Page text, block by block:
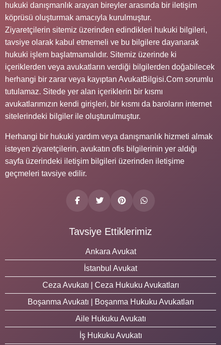
hukuki danışmanlık arayan bireyler arasında bir iletişim
köprüsü oluşturmak amacıyla kurulmuştur.
Ziyaretçilerin sitemiz üzerinden edindikleri hukuki bilgileri,
tavsiye olarak kabul etmemeli ve bu bilgilere dayanarak
hukuki işlem başlatmamalıdır. Sitemiz üzerinde ki
içeriklerden veya avukatların verdiği bilgilerden doğabilecek
herhangi bir zarar veya kayıptan AvukatBilgisi.Com sorumlu
tutulamaz. Sitede yer alan içeriklerin bir kısmı
avukatlarımızın kendi girişleri, bir kısmı da baroların internet
sitelerindeki bilgiler ile oluşturulmuştur.
Herhangi bir hukuki yardım veya danışmanlık hizmeti almak
isteyen ziyaretçilerin, avukatın ofis bilgilerinin yer aldığı
sayfa üzerindeki iletişim bilgileri üzerinden iletişime
geçmeleri tavsiye edilir.
Tavsiye Ettiklerimiz
Ankara Avukat
İstanbul Avukat
Ceza Avukatı | Ceza Hukuku Avukatları
Boşanma Avukatı | Boşanma Hukuku Avukatları
Aile Hukuku Avukatı
İş Hukuku Avukatı